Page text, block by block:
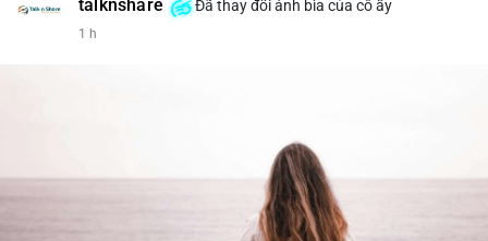
talknshare Đã thay đổi ảnh bìa của cô ấy
1 h